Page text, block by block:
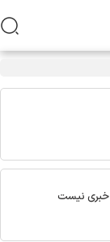
نیست